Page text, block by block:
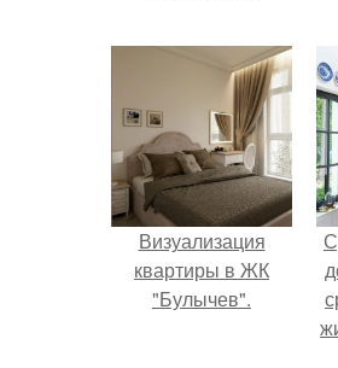
Визуализация
квартиры в ЖК
"Булычев".